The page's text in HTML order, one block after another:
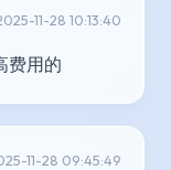
11-28 10:13:40
费用的
11-28 09:45:49